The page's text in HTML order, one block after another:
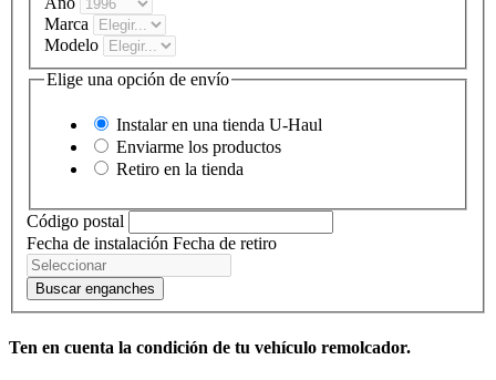
Marca
Modelo
Elige una opción de envío
Instalar en una tienda U-Haul
Enviarme los productos
Retiro en la tienda
Código postal
Fecha de instalación Fecha de retiro
Buscar enganches
Ten en cuenta la condición de tu vehículo remolcador.